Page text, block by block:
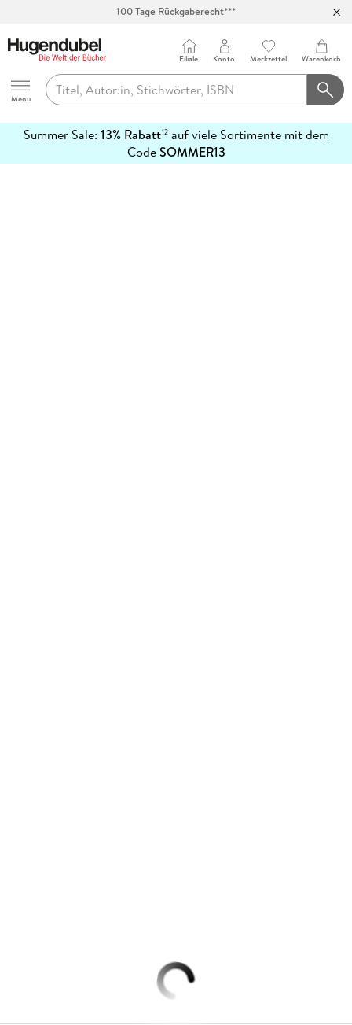
100 Tage Rückgaberecht***
Hugendubel
Menu
Filiale Konto Merkzettel Warenkorb
Summer Sale: 13% Rabatt12auf viele Sortimente mit dem
CodeSOMMER13
erfahren